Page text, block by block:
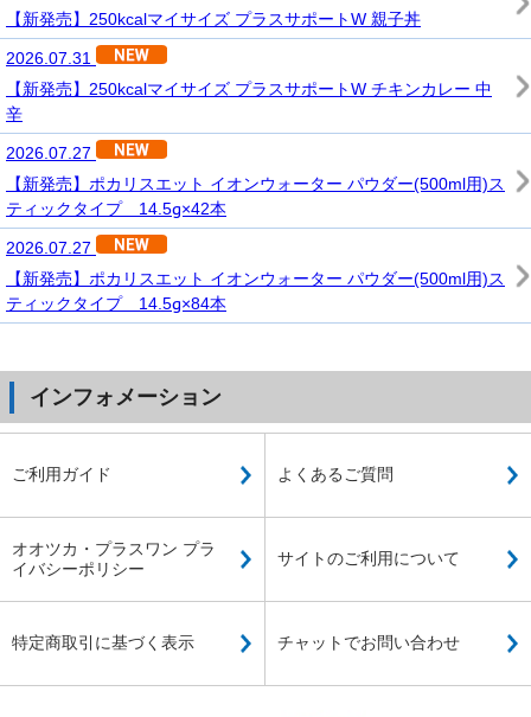
【新発売】250kcalマイサイズ プラスサポートW 親子丼
2026.07.31
【新発売】250kcalマイサイズ プラスサポートW チキンカレー 中
辛
2026.07.27
【新発売】ポカリスエット イオンウォーター パウダー(500ml用)ス
ティックタイプ 14.5g×42本
2026.07.27
【新発売】ポカリスエット イオンウォーター パウダー(500ml用)ス
ティックタイプ 14.5g×84本
インフォメーション
ご利用ガイド よくあるご質問
オオツカ・プラスワン プラ
イバシーポリシー
サイトのご利用について
特定商取引に基づく表示 チャットでお問い合わせ